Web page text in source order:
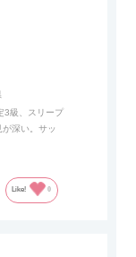
ーブルや収納
がついているの
リビングでの
す。
で開閉時のス
用いただけるの
3級、スリープ
深い。サッ
Like! 0